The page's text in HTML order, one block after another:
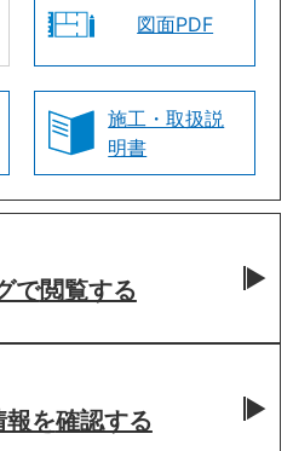
図面PDF
施工・取扱説
明書
で閲覧する
報を確認する